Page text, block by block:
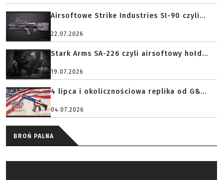
Airsoftowe Strike Industries SI-90 czyli...
22.07.2026
Stark Arms SA-226 czyli airsoftowy hołd...
19.07.2026
4 lipca i okolicznościowa replika od G&...
04.07.2026
BROŃ PALNA